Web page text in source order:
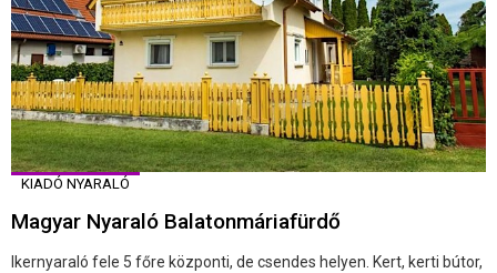
KIADÓ NYARALÓ
Magyar Nyaraló Balatonmáriafürdő
Ikernyaraló fele 5 főre központi, de csendes helyen. Kert, kerti bútor,